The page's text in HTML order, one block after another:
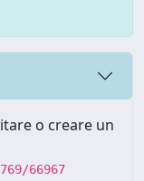
o creare un
66967